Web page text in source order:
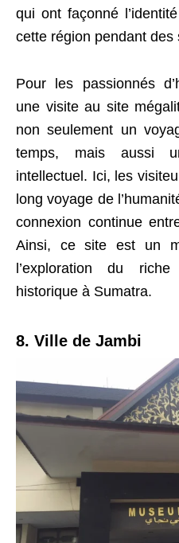
qui ont façonné
cette région pendant des
Pour les passionnés
une visite au site
non seulement un
temps, mais aussi
intellectuel. Ici, les
long voyage de
connexion continue
Ainsi, ce site est un
l’exploration du
historique à Sumatra.
8. Ville de Jambi